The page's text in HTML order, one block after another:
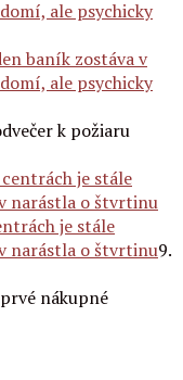
baník zostáva v
ale psychicky
k požiaru
je stále
narástla o štvrtinu9.
nákupné